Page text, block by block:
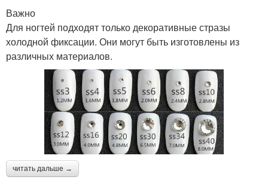
Важно
Для ногтей подходят только декоративные стразы
холодной фиксации. Они могут быть изготовлены из
различных материалов.
читать дальше →